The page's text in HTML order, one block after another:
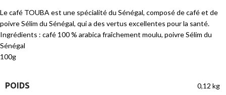
Le café TOUBA est une spécialité du Sénégal, composé de café et de
poivre Sélim du Sénégal, qui a des vertus excellentes pour la santé.
Ingrédients : café 100 % arabica fraîchement moulu, poivre Sélim du
Sénégal
100g
POIDS 0,12 kg